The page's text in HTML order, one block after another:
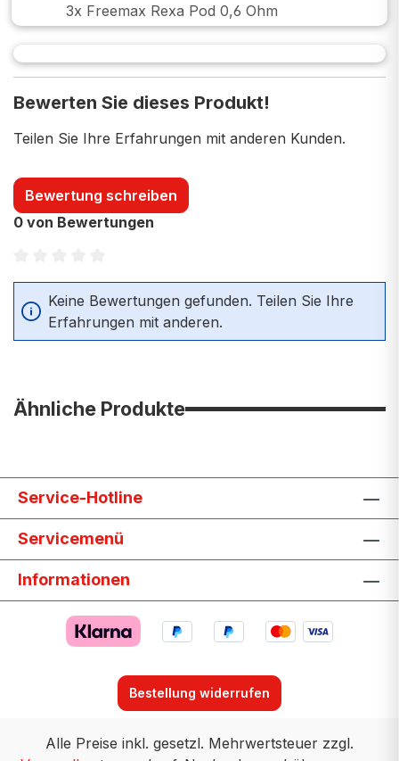
3x Freemax Rexa Pod 0,6 Ohm
Bewerten Sie dieses Produkt!
Teilen Sie Ihre Erfahrungen mit anderen Kunden.
Bewertung schreiben
0 von Bewertungen
Durchschnittliche Bewertung von 0 von 5 Sternen
Keine Bewertungen gefunden. Teilen Sie Ihre
Erfahrungen mit anderen.
Ähnliche Produkte
Service-Hotline
Servicemenü
Informationen
Bestellung widerrufen
Alle Preise inkl. gesetzl. Mehrwertsteuer zzgl.